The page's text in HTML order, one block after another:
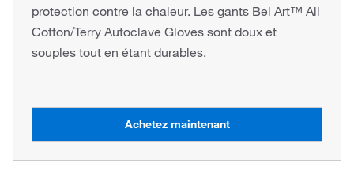
protection contre la chaleur. Les gants Bel Art™ All
Cotton/Terry Autoclave Gloves sont doux et
souples tout en étant durables.
Achetez maintenant